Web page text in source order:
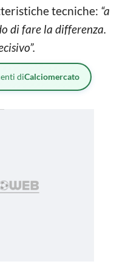
tecniche: “a
di fare la differenza.
diCalciomercato